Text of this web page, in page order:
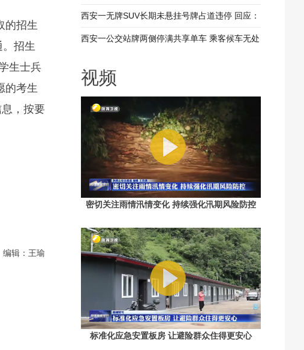
的招生
招生
生士兵
的考生
，按要
编辑：王瑜
装修押金抵扣物业费 兴平市住建局：已责令物业
整改
西安一无牌SUV长期未悬挂号牌占道违停 回应：
驾驶人被记9分罚款200元
西安一公交站牌两侧停满共享单车 乘客候车无处
视频
密切关注雨情汛情变化 持续强化汛期风险防控
标准化应急安置板房 让避险群众住得更安心